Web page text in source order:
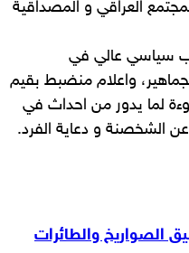
العراقي و المصداقية
سياسي عالي في
واعلام منضبط بقيم
لما يدور من احداث في
الشخصنة و دعاية الفرد.
الصواريخ والطائرات